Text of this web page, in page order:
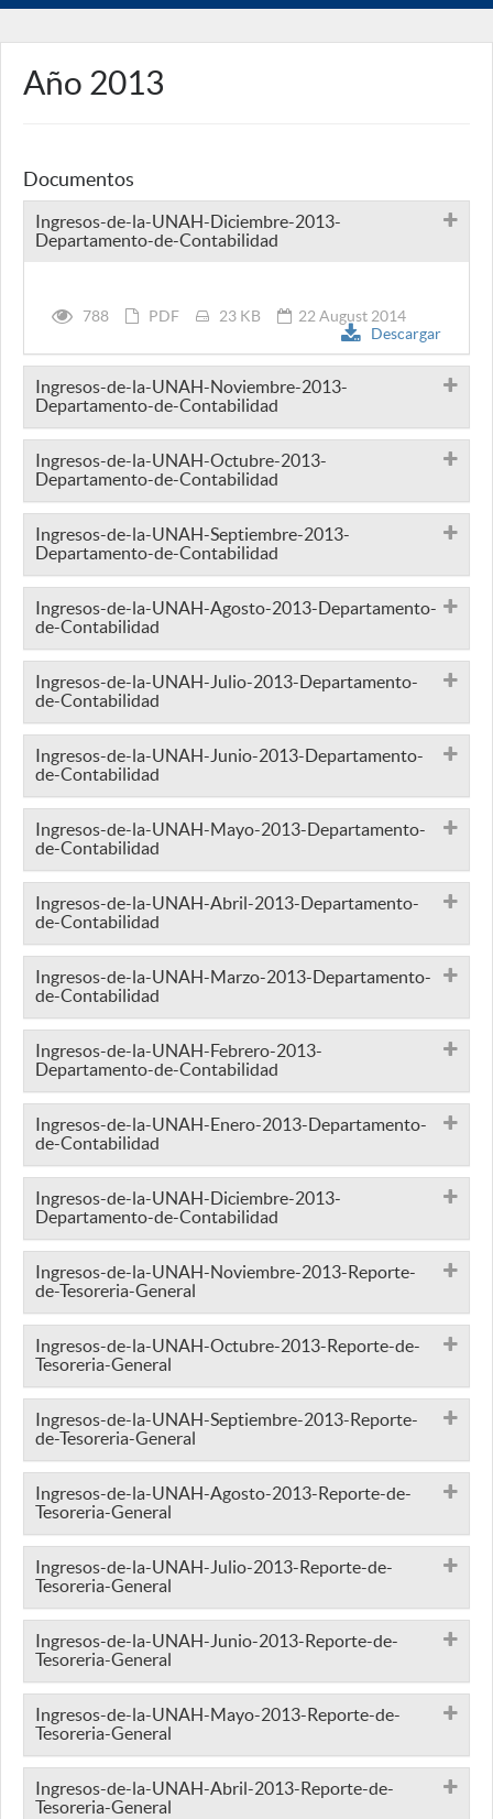
Año 2013
Documentos
Ingresos-de-la-UNAH-Diciembre-2013-
Departamento-de-Contabilidad
788 PDF 23 KB
22 August 2014
Descargar
Ingresos-de-la-UNAH-Noviembre-2013-
Departamento-de-Contabilidad
Ingresos-de-la-UNAH-Octubre-2013-
Departamento-de-Contabilidad
Ingresos-de-la-UNAH-Septiembre-2013-
Departamento-de-Contabilidad
Ingresos-de-la-UNAH-Agosto-2013-Departamento-
de-Contabilidad
Ingresos-de-la-UNAH-Julio-2013-Departamento-
de-Contabilidad
Ingresos-de-la-UNAH-Junio-2013-Departamento-
de-Contabilidad
Ingresos-de-la-UNAH-Mayo-2013-Departamento-
de-Contabilidad
Ingresos-de-la-UNAH-Abril-2013-Departamento-
de-Contabilidad
Ingresos-de-la-UNAH-Marzo-2013-Departamento-
de-Contabilidad
Ingresos-de-la-UNAH-Febrero-2013-
Departamento-de-Contabilidad
Ingresos-de-la-UNAH-Enero-2013-Departamento-
de-Contabilidad
Ingresos-de-la-UNAH-Diciembre-2013-
Departamento-de-Contabilidad
Ingresos-de-la-UNAH-Noviembre-2013-Reporte-
de-Tesoreria-General
Ingresos-de-la-UNAH-Octubre-2013-Reporte-de-
Tesoreria-General
Ingresos-de-la-UNAH-Septiembre-2013-Reporte-
de-Tesoreria-General
Ingresos-de-la-UNAH-Agosto-2013-Reporte-de-
Tesoreria-General
Ingresos-de-la-UNAH-Julio-2013-Reporte-de-
Tesoreria-General
Ingresos-de-la-UNAH-Junio-2013-Reporte-de-
Tesoreria-General
Ingresos-de-la-UNAH-Mayo-2013-Reporte-de-
Tesoreria-General
Ingresos-de-la-UNAH-Abril-2013-Reporte-de-
Tesoreria-General